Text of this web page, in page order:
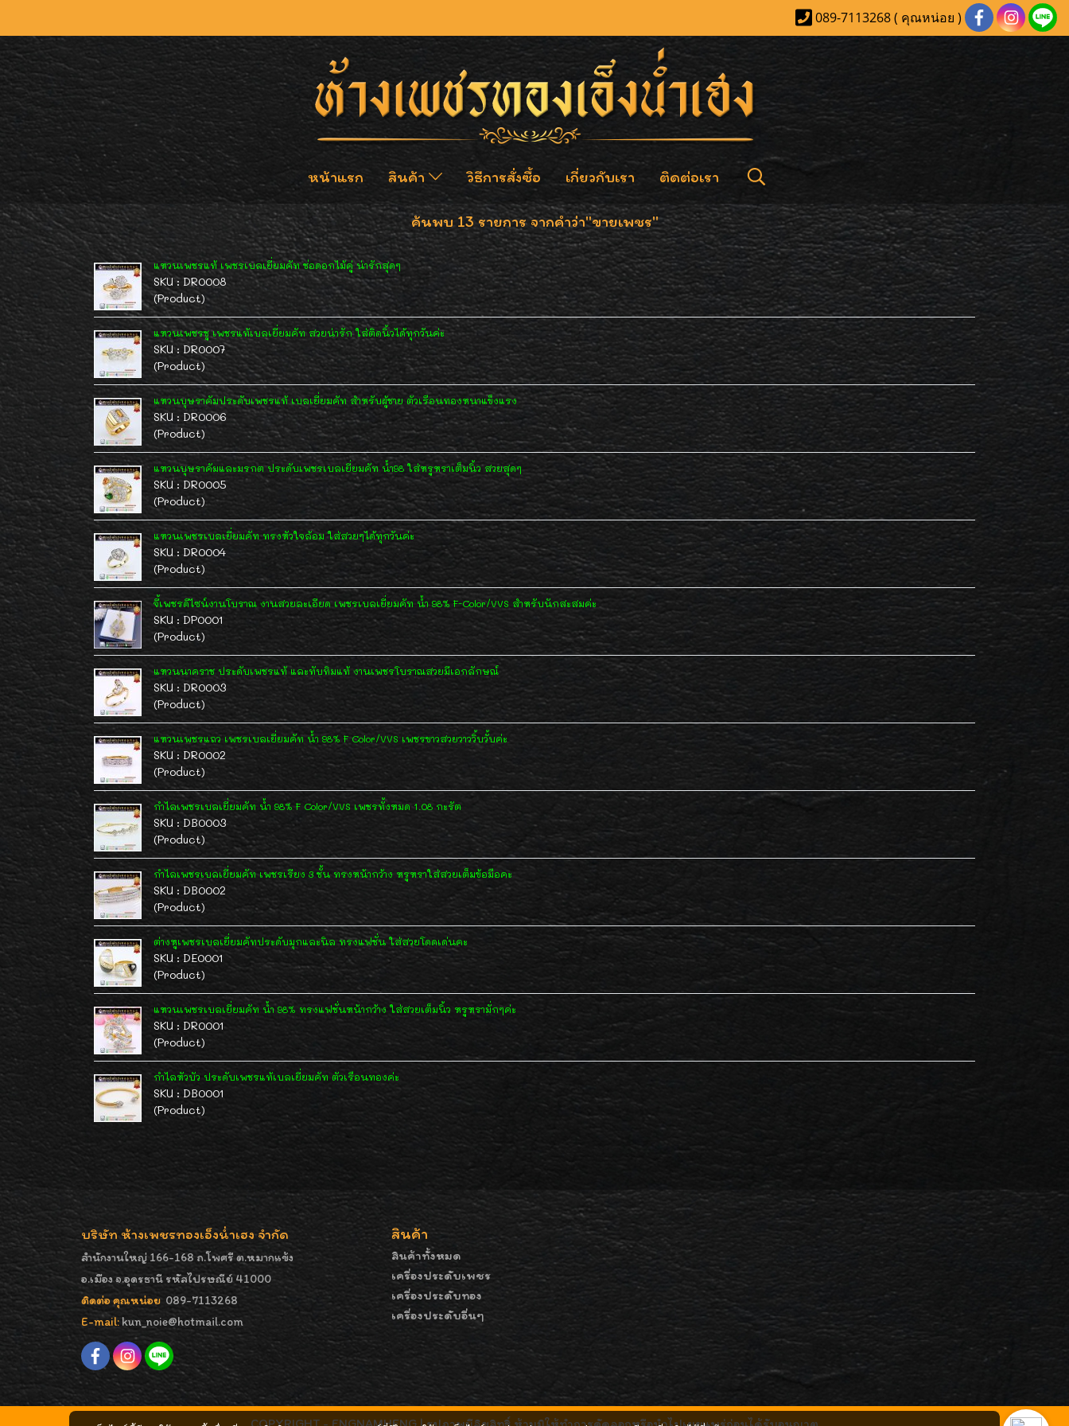
089-7113268 ( คุณหน่อย )
หน้าแรก สินค้า วิธีการสั่งซื้อ เกี่ยวกับเรา ติดต่อเรา
ค้นพบ 13 รายการ จากคำว่า"ขายเพชร"
แหวนเพชรแท้ เพชรเบลเยี่ยมคัท ช่อดอกไม้คู่ น่ารักสุดๆ
SKU : DR0008
(Product)
แหวนเพชรชู เพชรแท้เบลเยี่ยมคัท สวยน่ารัก ใส่ติดนิ้วได้ทุกวันค่ะ
SKU : DR0007
(Product)
แหวนบุษราคัมประดับเพชรแท้ เบลเยี่ยมคัท สำหรับผู้ชาย ตัวเรือนทองหนาแข็งแรง
SKU : DR0006
(Product)
แหวนบุษราคัมและมรกต ประดับเพชรเบลเยี่ยมคัท น้ำ98 ใส่หรูหราเต็มนิ้ว สวยสุดๆ
SKU : DR0005
(Product)
แหวนเพชรเบลเยี่ยมคัท ทรงหัวใจล้อม ใส่สวยๆได้ทุกวันค่ะ
SKU : DR0004
(Product)
จี้เพชรดีไซน์งานโบราณ งานสวยละเอียด เพชรเบลเยี่ยมคัท น้ำ 98% F-Color/VVS สำหรับนักสะสมค่ะ
SKU : DP0001
(Product)
แหวนนาคราช ประดับเพชรแท้ และทับทิมแท้ งานเพชรโบราณสวยมีเอกลักษณ์
SKU : DR0003
(Product)
แหวนเพชรแถว เพชรเบลเยี่ยมคัท น้ำ 98% F Color/VVS เพชรขาวสวยวาววิ้บวั้บค่ะ
SKU : DR0002
(Product)
กำไลเพชรเบลเยี่ยมคัท น้ำ 98% F Color/VVS เพชรทั้งหมด 1.08 กะรัต
SKU : DB0003
(Product)
กำไลเพชรเบลเยี่ยมคัท เพชรเรียง 3 ชั้น ทรงหน้ากว้าง หรูหราใส่สวยเต็มข้อมือคะ
SKU : DB0002
(Product)
ต่างหูเพชรเบลเยี่ยมคัทประดับมุกและนิล ทรงแฟชั่น ใส่สวยโดดเด่นคะ
SKU : DE0001
(Product)
แหวนเพชรเบลเยี่ยมคัท น้ำ 98% ทรงแฟชั่นหน้ากว้าง ใส่สวยเต็มนิ้ว หรูหรามั่กๆค่ะ
SKU : DR0001
(Product)
กำไลหัวบัว ประดับเพชรแท้เบลเยี่ยมคัท ตัวเรือนทองค่ะ
SKU : DB0001
(Product)
บริษัท ห้างเพชรทองเอ็งน่ำเฮง จำกัด
สำนักงานใหญ่ 166-168 ถ.โพศรี ต.หมากแข้ง
อ.เมือง จ.อุดรธานี รหัสไปรษณีย์ 41000
ติดต่อ คุณหน่อย 089-7113268
E-mail:kun_noie@hotmail.com
สินค้า
สินค้าทั้งหมด
เครื่องประดับเพชร
เครื่องประดับทอง
เครื่องประดับอื่นๆ